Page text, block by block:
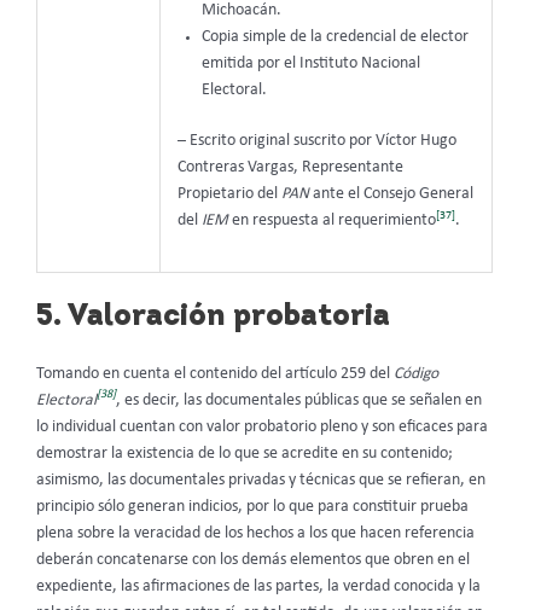
Michoacán.
Copia simple de la credencial de elector
emitida por el Instituto Nacional
Electoral.
– Escrito original suscrito por Víctor Hugo
Contreras Vargas, Representante
Propietario del PANante el Consejo General
del IEMen respuesta al requerimiento[37].
5. Valoración probatoria
Tomando en cuenta el contenido del artículo 259 del Código
Electoral[38], es decir, las documentales públicas que se señalen en
lo individual cuentan con valor probatorio pleno y son eficaces para
demostrar la existencia de lo que se acredite en su contenido;
asimismo, las documentales privadas y técnicas que se refieran, en
principio sólo generan indicios, por lo que para constituir prueba
plena sobre la veracidad de los hechos a los que hacen referencia
deberán concatenarse con los demás elementos que obren en el
expediente, las afirmaciones de las partes, la verdad conocida y la